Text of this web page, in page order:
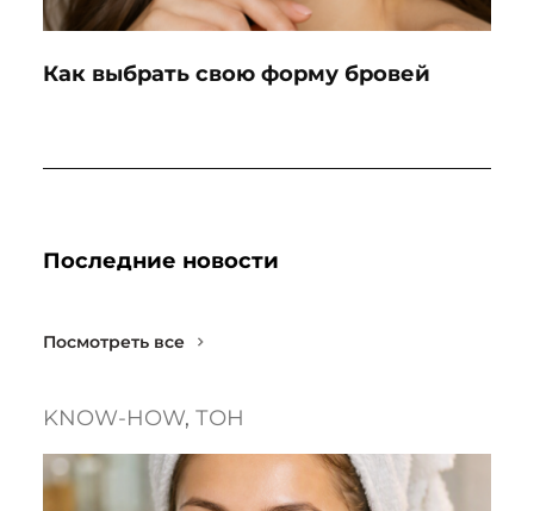
Как выбрать свою форму бровей
Последние новости
Посмотреть все
KNOW-HOW, ТОН